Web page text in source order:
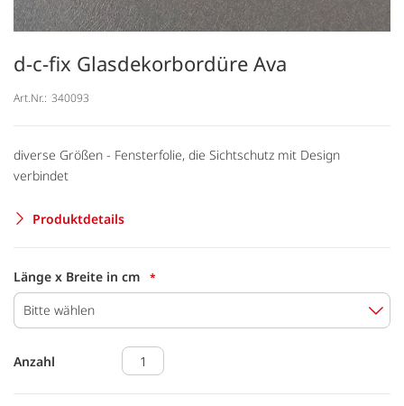
d-c-fix Glasdekorbordüre Ava
Art.Nr.: 340093
diverse Größen - Fensterfolie, die Sichtschutz mit Design
verbindet
Produktdetails
Länge x Breite in cm
Bitte wählen
Anzahl